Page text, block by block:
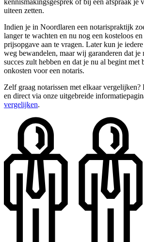
uiteen zetten.
Indien je in Noordlaren een notarispraktijk
langer te wachten en nu nog een kosteloos
prijsopgave aan te vragen. Later kun je
weg bewandelen, maar wij garanderen dat je
succes zult hebben en dat je nu al begint met
onkosten voor een notaris.
Zelf graag notarissen met elkaar vergelijken?
en direct via onze uitgebreide
vergelijken.